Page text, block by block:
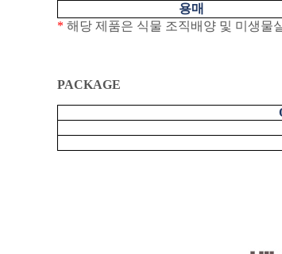
용매
* 해당 제품은 식물 조직배양 및 미생물
PACKAGE